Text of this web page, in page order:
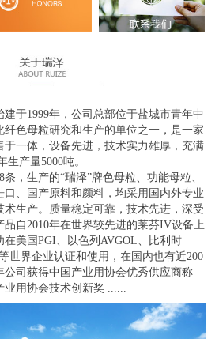
于1999年，公司总部位于盐城市青年中
纤色母粒研究和生产的单位之一，是一家
一体，设备先进，技术实力雄厚，充满
产量5000吨。
，生产的“瑞泽”牌色母粒、功能母粒、
、国产原料和颜料，均采用国内外专业
生产。质量稳定可靠，技术先进，深受
自2010年在世界较先进的莱芬IV设备上
美国PGI、以色列AVGOL、比利时
世界企业认证和使用，在国内也有近200
公司获得中国产业用协会优秀供应商称
用协会技术创新奖 ......